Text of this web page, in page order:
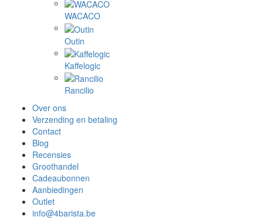
WACACO
Outin
Kaffelogic
Rancilio
Over ons
Verzending en betaling
Contact
Blog
Recensies
Groothandel
Cadeaubonnen
Aanbiedingen
Outlet
info@4barista.be